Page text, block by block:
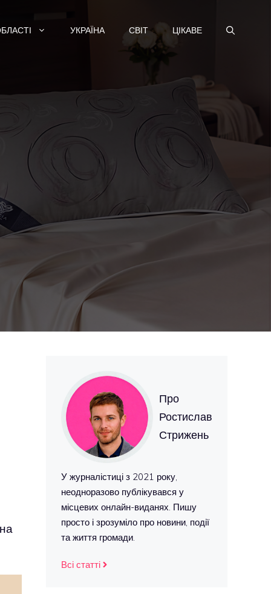
УКРАЇНА СВІТ ЦІКАВЕ
Про
Ростислав
Стрижень
У журналістиці з 2021 року,
неодноразово публікувався у
місцевих онлайн-виданях. Пишу
просто і зрозуміло про новини, події
та життя громади.
Всі статті